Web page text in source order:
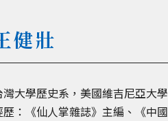
健壯
灣大學歷史系，美國維吉尼亞大
歷：《仙人掌雜誌》主編、《中